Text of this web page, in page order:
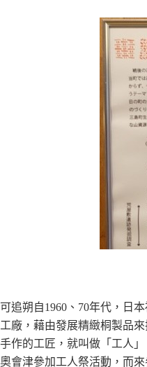
追朔自1960、70年代，日
廠，藉由發展精緻桐製品
作的工匠，就叫做「工人
會津參加工人祭活動，而